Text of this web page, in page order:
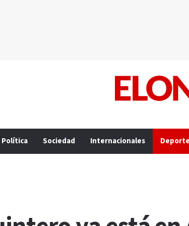
Política Sociedad Internacionales